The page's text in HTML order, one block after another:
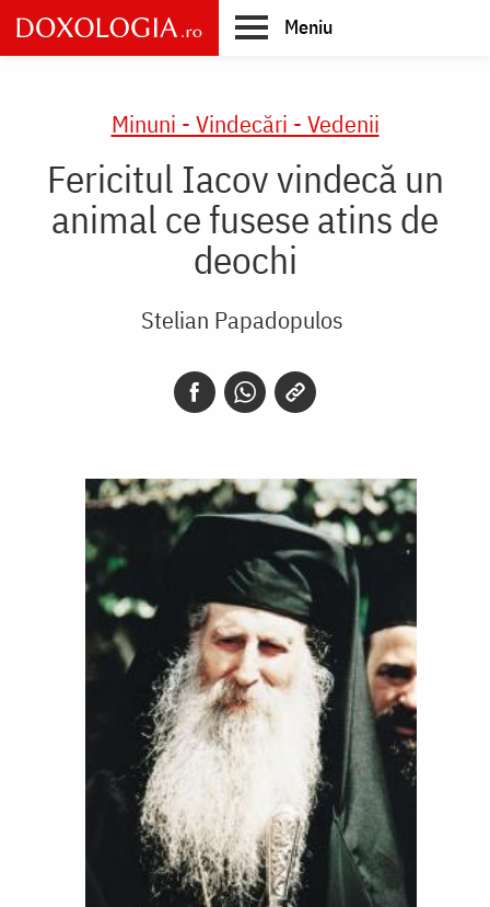
Skip
to
main
Meniu
Minuni - Vindecări - Vedenii
Fericitul Iacov vindecă un
animal ce fusese atins de
deochi
Stelian Papadopulos